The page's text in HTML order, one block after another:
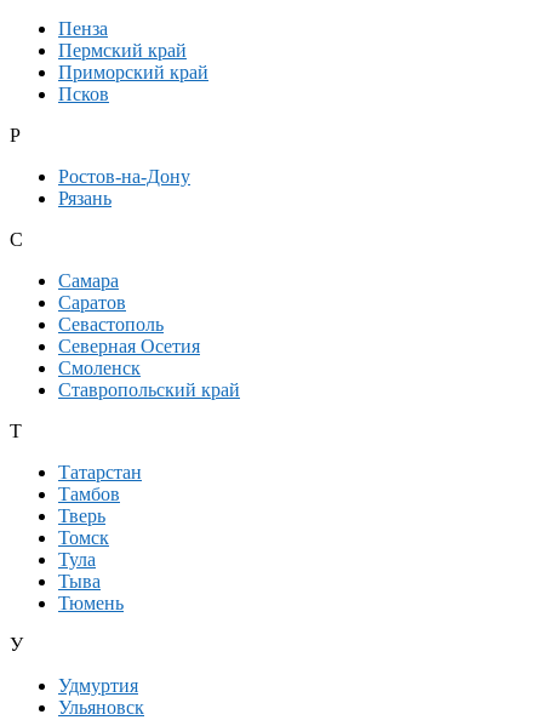
Пенза
Пермский край
Приморский край
Псков
Р
Ростов-на-Дону
Рязань
С
Самара
Саратов
Севастополь
Северная Осетия
Смоленск
Ставропольский край
Т
Татарстан
Тамбов
Тверь
Томск
Тула
Тыва
Тюмень
У
Удмуртия
Ульяновск